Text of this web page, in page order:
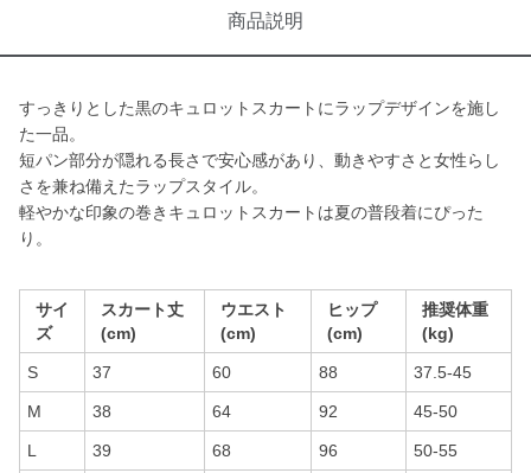
商品説明
すっきりとした黒のキュロットスカートにラップデザインを施し
た一品。
短パン部分が隠れる長さで安心感があり、動きやすさと女性らし
さを兼ね備えたラップスタイル。
軽やかな印象の巻きキュロットスカートは夏の普段着にぴった
り。
サイ
ズ
スカート丈
(cm)
ウエスト
(cm)
ヒップ
(cm)
推奨体重
(kg)
S 37 60 88 37.5-45
M 38 64 92 45-50
L 39 68 96 50-55